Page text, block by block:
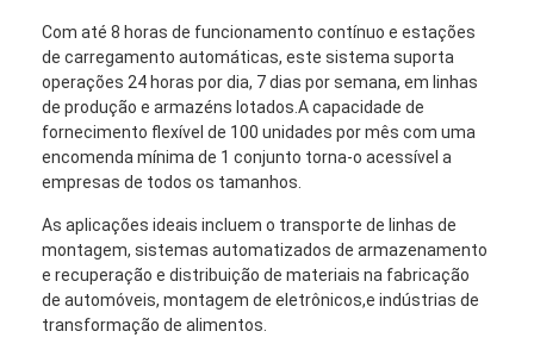
Com até 8 horas de funcionamento contínuo e estações
de carregamento automáticas, este sistema suporta
operações 24 horas por dia, 7 dias por semana, em linhas
de produção e armazéns lotados.A capacidade de
fornecimento flexível de 100 unidades por mês com uma
encomenda mínima de 1 conjunto torna-o acessível a
empresas de todos os tamanhos.
As aplicações ideais incluem o transporte de linhas de
montagem, sistemas automatizados de armazenamento
e recuperação e distribuição de materiais na fabricação
de automóveis, montagem de eletrônicos,e indústrias de
transformação de alimentos.